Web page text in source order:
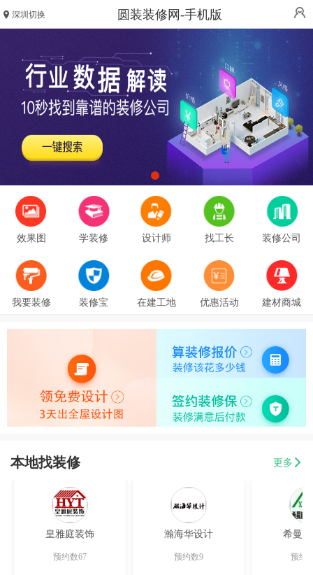
深圳切换 圆装装修网-手机版
效果图 学装修 设计师 找工长 装修公司
我要装修 装修宝 在建工地 优惠活动 建材商城
本地找装修 更多
皇雅庭装饰
预约数67
瀚海华设计
预约数9
希曼
预约